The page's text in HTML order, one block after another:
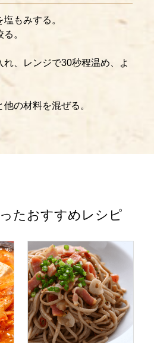
もみする。
。
、レンジで30秒程温め、よ
の材料を混ぜる。
たおすすめレシピ